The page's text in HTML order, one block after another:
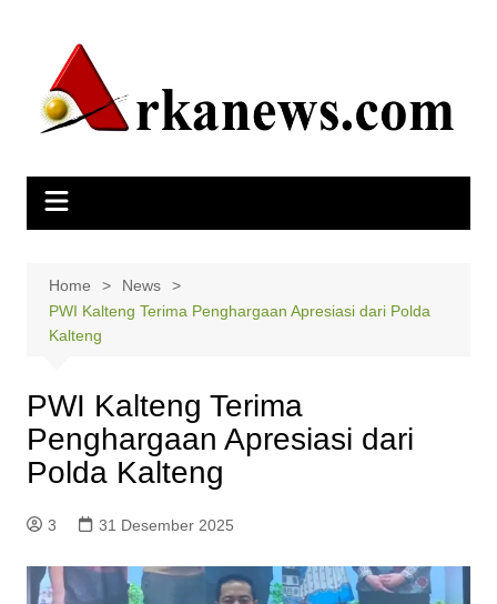
Home
News
PWI Kalteng Terima Penghargaan Apresiasi dari Polda
Kalteng
PWI Kalteng Terima
Penghargaan Apresiasi dari
Polda Kalteng
3 31 Desember 2025